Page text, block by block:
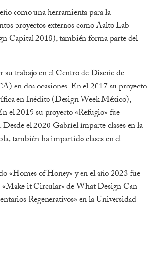
como una herramienta para la
proyectos externos como Aalto Lab
Capital 2018), también forma parte del
trabajo en el Centro de Diseño de
en dos ocasiones. En el 2017 su proyecto
en Inédito (Design Week México),
el 2019 su proyecto «Refugio» fue
el 2020 Gabriel imparte clases en la
también ha impartido clases en el
«Homes of Honey» y en el año 2023 fue
«Make it Circular» de What Design Can
Regenerativos» en la Universidad